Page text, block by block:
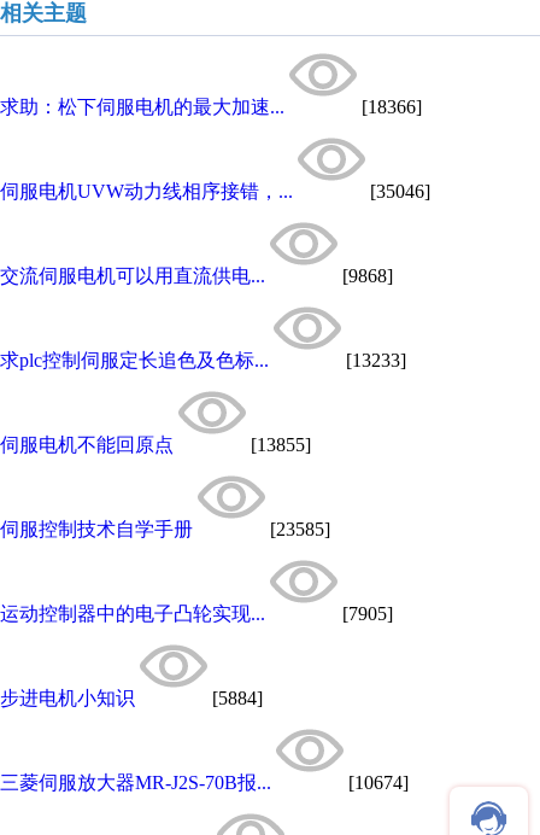
相关主题
求助：松下伺服电机的最大加速... [18366]
伺服电机UVW动力线相序接错，... [35046]
交流伺服电机可以用直流供电... [9868]
求plc控制伺服定长追色及色标... [13233]
伺服电机不能回原点 [13855]
伺服控制技术自学手册 [23585]
运动控制器中的电子凸轮实现... [7905]
步进电机小知识 [5884]
三菱伺服放大器MR-J2S-70B报... [10674]